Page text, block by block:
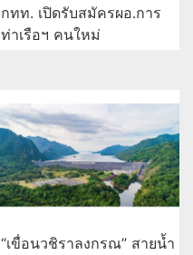
กทท. เปิดรับสมัครผอ.การ
ท่าเรือฯ คนใหม่
“เขื่อนวชิราลงกรณ” สายน้ำ